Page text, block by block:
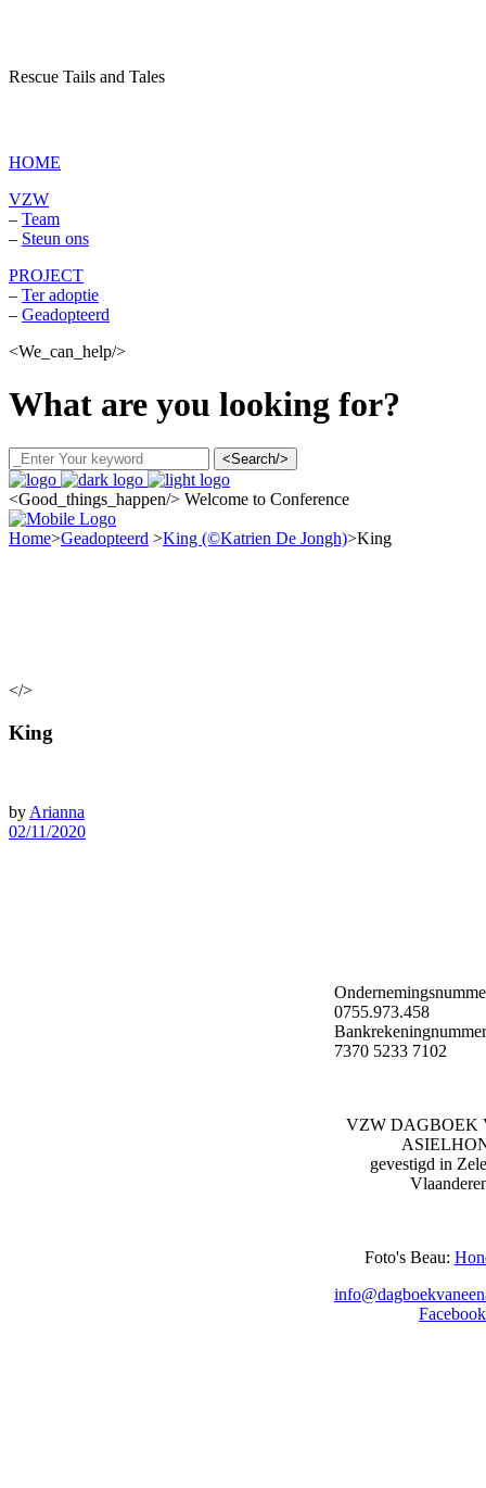
Rescue Tails and Tales
HOME
VZW
– Team
– Steun ons
PROJECT
– Ter adoptie
– Geadopteerd
<We_can_help/>
What are you looking for?
<Search/>
<Good_things_happen/> Welcome to Conference
Home>Geadopteerd >King (©Katrien De Jongh)>King
</>
King
by Arianna
02/11/2020
0755.973.458
7370 5233 7102
VZW DAGBOEK
gevestigd in
Foto's Beau:
Facebook